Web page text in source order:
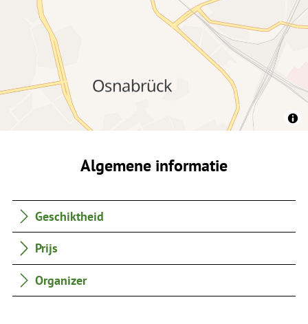
Algemene informatie
Geschiktheid
Prijs
Organizer